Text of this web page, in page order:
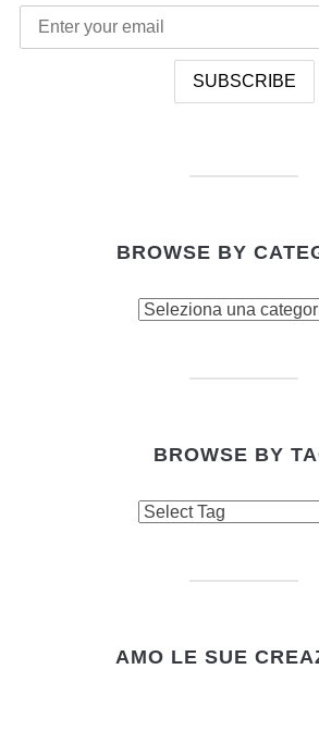
BROWSE BY
BROWSE BY
AMO LE SUE